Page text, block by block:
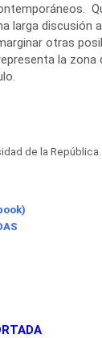
larga discusión
otras
la zona
de la República.
)